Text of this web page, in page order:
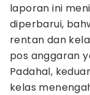
laporan ini
diperbarui,
rentan dan
pos anggaran
Padahal,
kelas